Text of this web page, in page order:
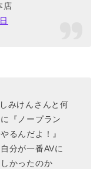
店
みけんさんと何
『ノープラン
るんだよ！』
分が一番AVに
かったのか